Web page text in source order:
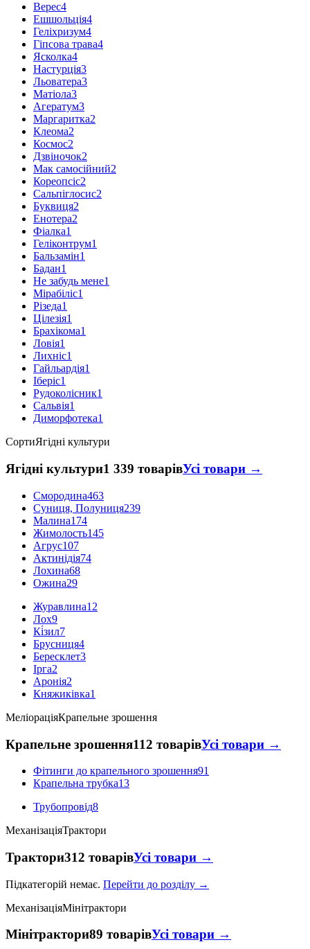
Верес4
Ешшольція4
Геліхризум4
Гіпсова трава4
Ясколка4
Настурція3
Льоватера3
Матіола3
Агератум3
Маргаритка2
Клеома2
Космос2
Дзвіночок2
Мак самосійний2
Кореопсіс2
Сальпіглосис2
Буквиця2
Енотера2
Фіалка1
Геліконтрум1
Бальзамін1
Бадан1
Не забудь мене1
Мірабіліс1
Різеда1
Цілезія1
Брахікома1
Ловія1
Лихніс1
Гайльардія1
Іберіс1
Рудоколісник1
Сальвія1
Диморфотека1
СортиЯгідні культури
Ягідні культури1 339 товарівУсі товари →
Смородина463
Суниця, Полуниця239
Малина174
Жимолость145
Агрус107
Актинідія74
Лохина68
Ожина29
Журавлина12
Лох9
Кі́зил7
Брусниця4
Бересклет3
Ірга2
Аронія2
Княжиківка1
МеліораціяКрапельне зрошення
Крапельне зрошення112 товарівУсі товари →
Фітинги до крапельного зрошення91
Крапельна трубка13
Трубопровід8
МеханізаціяТрактори
Трактори312 товарівУсі товари →
Підкатегорій немає. Перейти до розділу →
МеханізаціяМінітрактори
Мінітрактори89 товарівУсі товари →